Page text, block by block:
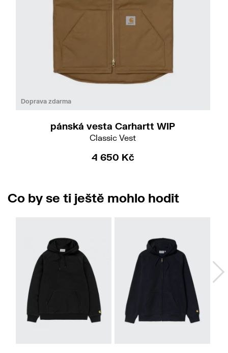
Doprava zdarma
pánská vesta Carhartt WIP
Classic Vest
4 650 Kč
Co by se ti ještě mohlo hodit